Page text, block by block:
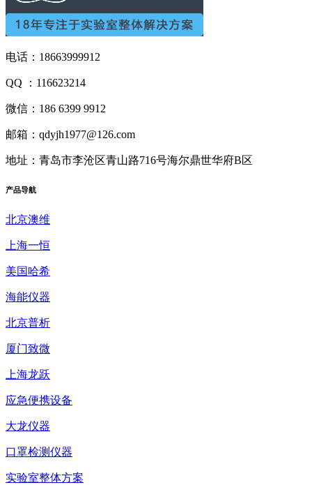
电话：18663999912
QQ ：116623214
微信：186 6399 9912
邮箱：qdyjh1977@126.com
地址：青岛市李沧区青山路716号海尔鼎世华府B区
产品导航
北京澳维
上海一恒
美国哈希
海能仪器
北京普析
厦门致微
上海龙跃
应急便携设备
大龙仪器
口罩检测仪器
实验室整体方案